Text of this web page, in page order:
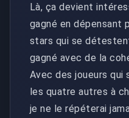
Là, ça devient
gagné en dépensant
stars qui se
gagné avec de la
Avec des joueurs qui
les quatre autres à
je ne le répéterai